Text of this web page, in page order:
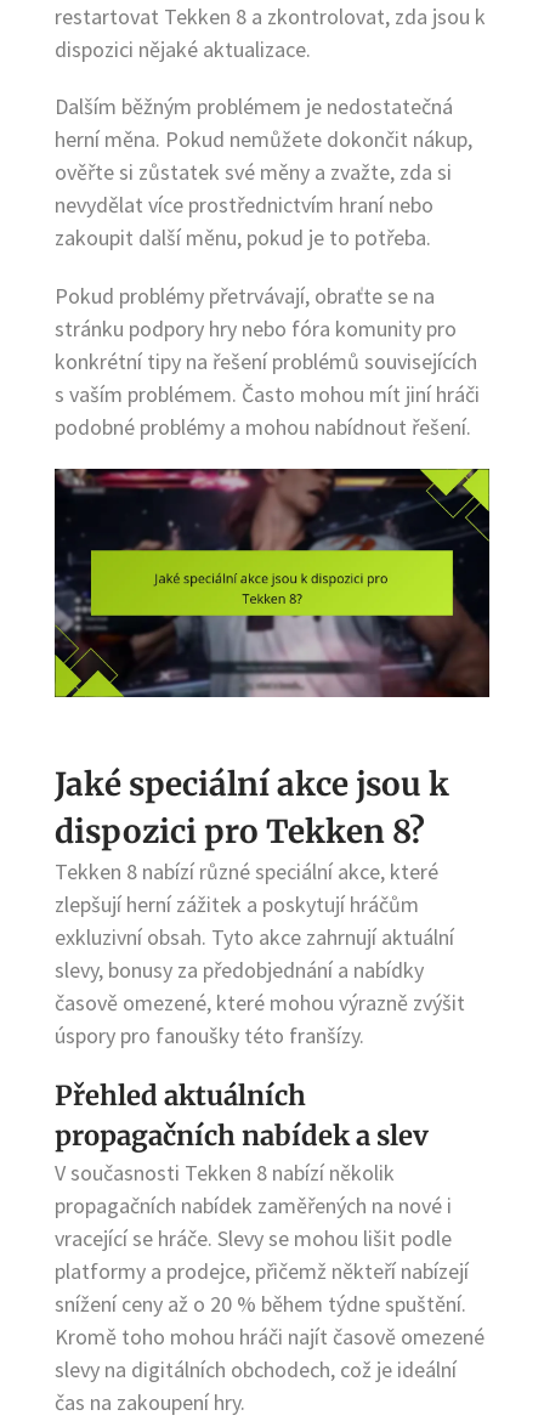
restartovat Tekken 8 a zkontrolovat, zda jsou k
dispozici nějaké aktualizace.
Dalším běžným problémem je nedostatečná
herní měna. Pokud nemůžete dokončit nákup,
ověřte si zůstatek své měny a zvažte, zda si
nevydělat více prostřednictvím hraní nebo
zakoupit další měnu, pokud je to potřeba.
Pokud problémy přetrvávají, obraťte se na
stránku podpory hry nebo fóra komunity pro
konkrétní tipy na řešení problémů souvisejících
s vaším problémem. Často mohou mít jiní hráči
podobné problémy a mohou nabídnout řešení.
Jaké speciální akce jsou k
dispozici pro Tekken 8?
Tekken 8 nabízí různé speciální akce, které
zlepšují herní zážitek a poskytují hráčům
exkluzivní obsah. Tyto akce zahrnují aktuální
slevy, bonusy za předobjednání a nabídky
časově omezené, které mohou výrazně zvýšit
úspory pro fanoušky této franšízy.
Přehled aktuálních
propagačních nabídek a slev
V současnosti Tekken 8 nabízí několik
propagačních nabídek zaměřených na nové i
vracející se hráče. Slevy se mohou lišit podle
platformy a prodejce, přičemž někteří nabízejí
snížení ceny až o 20 % během týdne spuštění.
Kromě toho mohou hráči najít časově omezené
slevy na digitálních obchodech, což je ideální
čas na zakoupení hry.